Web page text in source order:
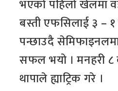
भएको पहिलो खेलमा
बस्ती एफसिलाई ३ –
पन्छाउदै
सफल भयो । मनहरी ८
थापाले ह्याट्रिक गरे ।